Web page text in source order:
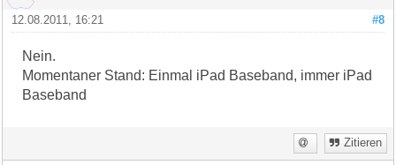
#8
12.08.2011, 16:21
Nein.
Momentaner Stand: Einmal iPad Baseband, immer iPad
Baseband
Zitieren